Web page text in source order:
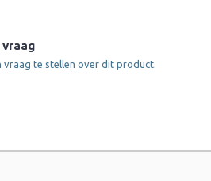
vraag te stellen over dit product.